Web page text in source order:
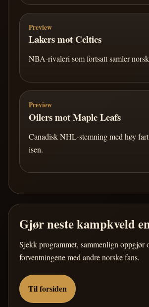
Preview
Lakers mot Celtics
NBA-rivaleri som fortsatt samler
Preview
Oilers mot Maple Leafs
Canadisk NHL-stemning med høy
isen.
Gjør neste kampkveld
Sjekk programmet, sammenlign oppgjør
forventningene med andre norske fans.
Til forsiden